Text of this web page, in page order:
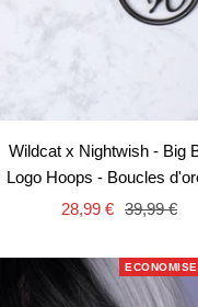
Wildcat x Nightwish - Big
Logo Hoops - Boucles
Prix
vente
28,99 € Prix
39,99 €